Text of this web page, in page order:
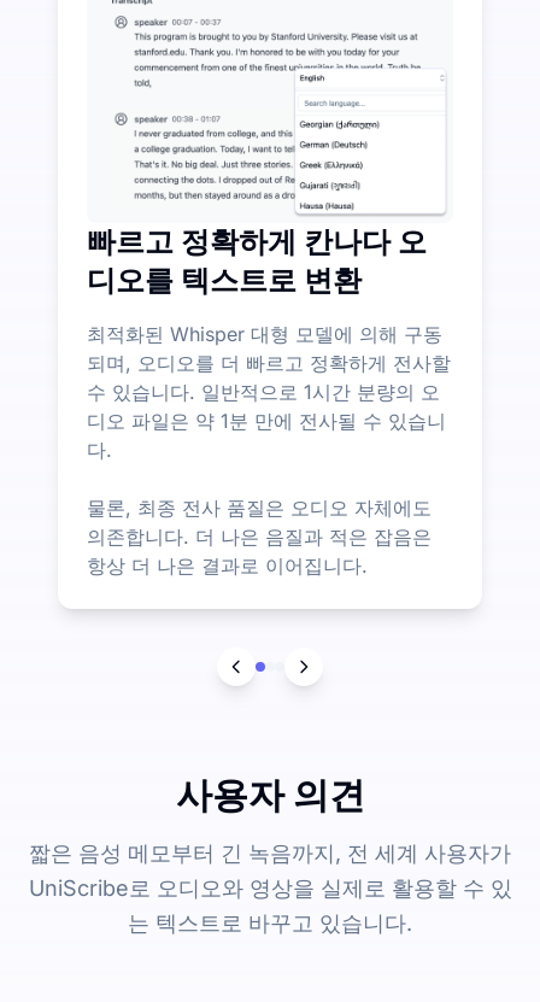
오디오-텍스트를 넘어선 추가 AI 기능 사용 가능
오디오 및 비디오 파일에서 자동으로 요약, 마인드 맵
빠르고 정확하게 칸나다 오
디오를 텍스트로 변환
최적화된 Whisper 대형 모델에 의해 구동
되며, 오디오를 더 빠르고 정확하게 전사할
수 있습니다. 일반적으로 1시간 분량의 오
디오 파일은 약 1분 만에 전사될 수 있습니
다.
물론, 최종 전사 품질은 오디오 자체에도
의존합니다. 더 나은 음질과 적은 잡음은
항상 더 나은 결과로 이어집니다.
사용자 의견
짧은 음성 메모부터 긴 녹음까지, 전 세계 사용자가
UniScribe로 오디오와 영상을 실제로 활용할 수 있
는 텍스트로 바꾸고 있습니다.